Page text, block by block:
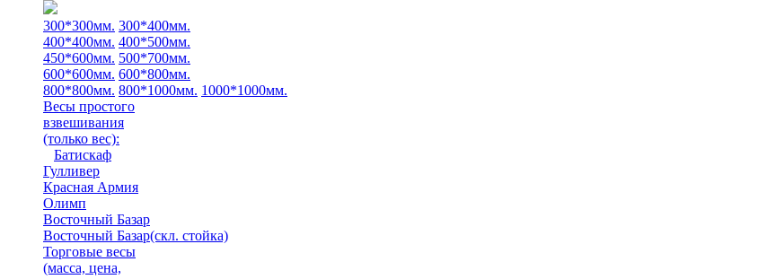
300*300мм. 300*400мм.
400*400мм. 400*500мм.
450*600мм. 500*700мм.
600*600мм. 600*800мм.
800*800мм. 800*1000мм. 1000*1000мм.
Весы простого
взвешивания
(только вес):
Батискаф
Гулливер
Красная Армия
Олимп
Восточный Базар
Восточный Базар(скл. стойка)
Торговые весы
(масса, цена,